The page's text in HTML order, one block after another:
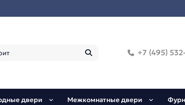
+7 (495)
двери Межкомнатные двери